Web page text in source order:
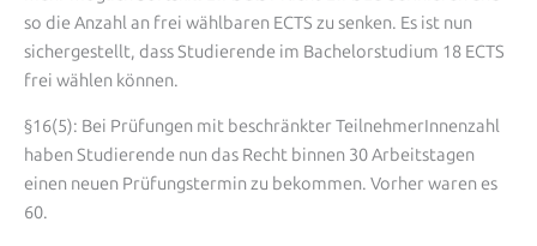
so die Anzahl an frei wählbaren ECTS zu senken. Es ist nun
sichergestellt, dass Studierende im Bachelorstudium 18 ECTS
frei wählen können.
§16(5): Bei Prüfungen mit beschränkter TeilnehmerInnenzahl
haben Studierende nun das Recht binnen 30 Arbeitstagen
einen neuen Prüfungstermin zu bekommen. Vorher waren es
60.